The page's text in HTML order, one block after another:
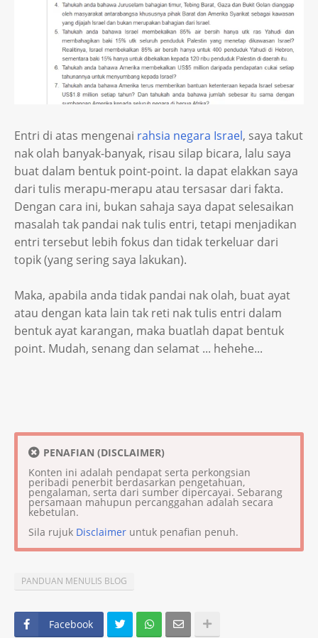
Entri di atas mengenai rahsia negara Israel, saya takut
nak olah banyak-banyak, risau silap bicara, lalu saya
buat dalam bentuk point-point. Ia dapat elakkan saya
dari tulis merapu-merapu atau tersasar dari fakta.
Dengan cara ini, bukan sahaja saya dapat selesaikan
masalah tak pandai nak tulis entri, tetapi menjadikan
entri tersebut lebih fokus dan tidak terkeluar dari
topik (yang sering saya lakukan).
Maka, apabila anda tidak pandai nak olah, buat ayat
atau dengan kata lain tak reti nak tulis entri dalam
bentuk ayat karangan, maka buatlah dapat bentuk
point. Mudah, senang dan selamat ... hehehe...
PENAFIAN (DISCLAIMER)
Konten ini adalah pendapat serta perkongsian
peribadi penerbit berdasarkan pengetahuan,
pengalaman, serta dari sumber dipercayai. Sebarang
persamaan mahupun percanggahan adalah secara
kebetulan.
Sila rujuk Disclaimer untuk penafian penuh.
PANDUAN MENULIS BLOG
Facebook